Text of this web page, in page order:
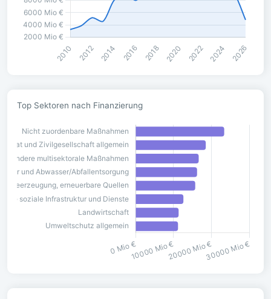
Top Sektoren nach Finanzierung